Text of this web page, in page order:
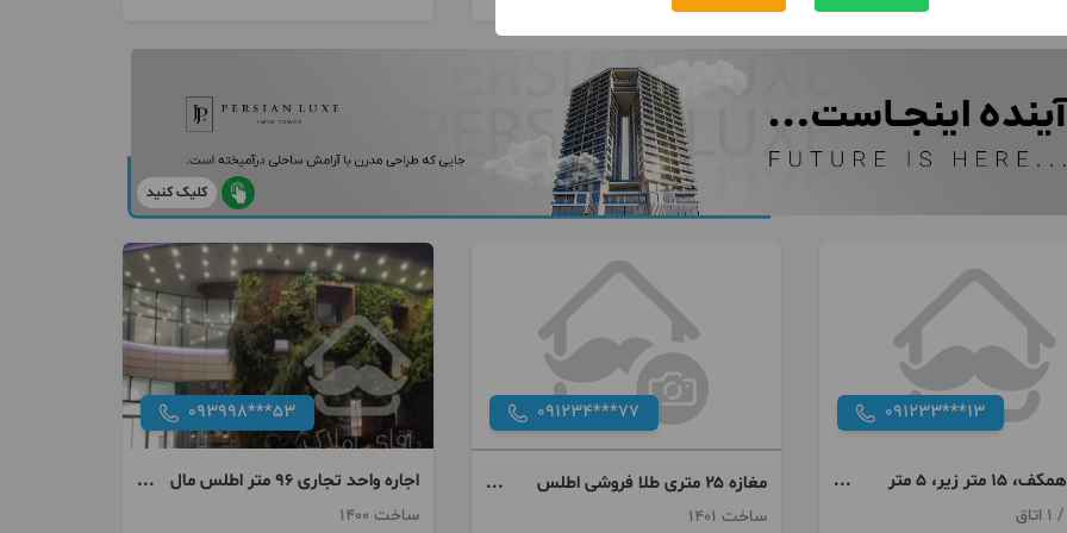
کلیک کنید
091233***13
۲۰ متر همکف، ۱۵ متر زیر، ۵ متر
091234***77
مغازه ۲۵ متری طلا فروشی اطلس
مال نیاوران اجاره
ساخت 1401
093998***53
اجاره واحد تجاری ۹۶ متر اطلس مال
نیاوران
ساخت 1400